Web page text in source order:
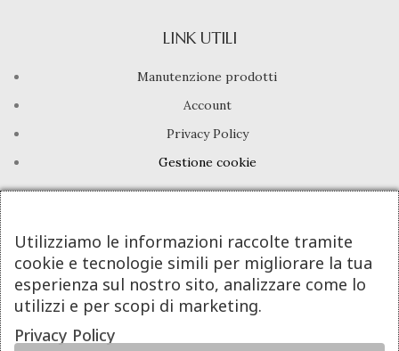
LINK UTILI
Manutenzione prodotti
Account
Privacy Policy
Gestione cookie
Chi siamo
Dicono di noi
Domande frequenti
Utilizziamo le informazioni raccolte tramite
cookie e tecnologie simili per migliorare la tua
esperienza sul nostro sito, analizzare come lo
utilizzi e per scopi di marketing.
Privacy Policy